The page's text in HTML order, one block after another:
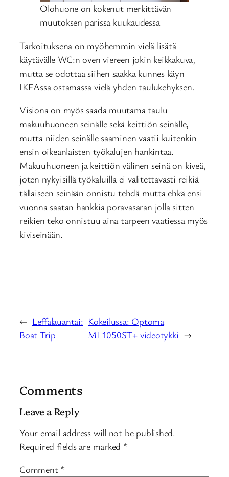
Olohuone on kokenut merkittävän
muutoksen parissa kuukaudessa
Tarkoituksena on myöhemmin vielä lisätä
käytävälle WC:n oven viereen jokin keikkakuva,
mutta se odottaa siihen saakka kunnes käyn
IKEAssa ostamassa vielä yhden taulukehyksen.
Visiona on myös saada muutama taulu
makuuhuoneen seinälle sekä keittiön seinälle,
mutta niiden seinälle saaminen vaatii kuitenkin
ensin oikeanlaisten työkalujen hankintaa.
Makuuhuoneen ja keittiön välinen seinä on kiveä,
joten nykyisillä työkaluilla ei valitettavasti reikiä
tällaiseen seinään onnistu tehdä mutta ehkä ensi
vuonna saatan hankkia poravasaran jolla sitten
reikien teko onnistuu aina tarpeen vaatiessa myös
kiviseinään.
← Leffalauantai:
Boat Trip
Kokeilussa: Optoma
ML1050ST+ videotykki →
Comments
Leave a Reply
Your email address will not be published.
Required fields are marked *
Comment *